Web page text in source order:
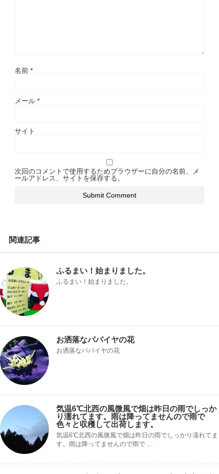
名前 *
メール *
サイト
次回のコメントで使用するためブラウザーに自分の名前、メ
ールアドレス、サイトを保存する。
関連記事
ふるまい！始まりました。
ふるまい！始まりました。
お洒落なパパイヤの花
お洒落なパパイヤの花
気温6℃北西の風微風で畑は昨日の雨でしっか
り濡れてます。雨は降ってませんので雨で
色々と収穫して出荷します。
気温6℃北西の風微風で畑は昨日の雨でしっかり濡れてま
す。雨は降ってませんので雨で ...